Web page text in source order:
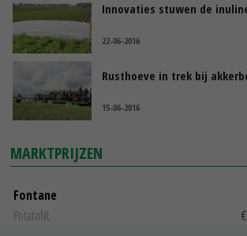
Innovaties stuwen de
22-06-2016
Rusthoeve in trek bij
15-06-2016
MARKTPRIJZEN
Fontane
PotatoNL